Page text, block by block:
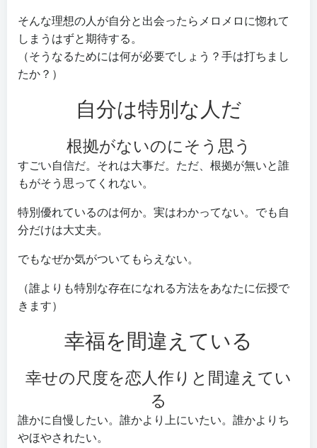
そんな理想の人が自分と出会ったらメロメロに惚れて
しまうはずと期待する。
（そうなるためには何が必要でしょう？手は打ちまし
たか？）
自分は特別な人だ
根拠がないのにそう思う
すごい自信だ。それは大事だ。ただ、根拠が無いと誰
もがそう思ってくれない。
特別優れているのは何か。実はわかってない。でも自
分だけは大丈夫。
でもなぜか気がついてもらえない。
（誰よりも特別な存在になれる方法をあなたに伝授で
きます）
幸福を間違えている
幸せの尺度を恋人作りと間違えてい
る
誰かに自慢したい。誰かより上にいたい。誰かよりち
やほやされたい。